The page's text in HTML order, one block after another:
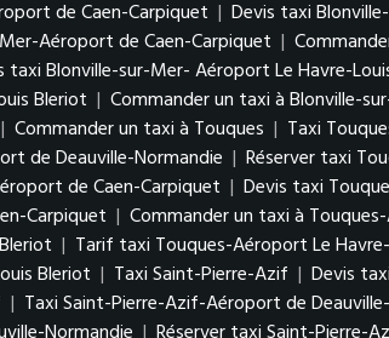
de Caen-Carpiquet | Devis taxi
Aéroport de Caen-Carpiquet |
taxi Blonville-sur-Mer- Aéroport Le Havre-
Bleriot | Commander un taxi à Blonville-
| Commander un taxi à Touques | Taxi
de Deauville-Normandie | Réserver taxi
de Caen-Carpiquet | Devis taxi
Carpiquet | Commander un taxi à
| Tarif taxi Touques-Aéroport Le
Bleriot | Taxi Saint-Pierre-Azif | Devis
| Taxi Saint-Pierre-Azif-Aéroport de